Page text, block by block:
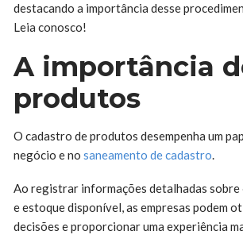
destacando a importância desse
Leia conosco!
A importância
produtos
O cadastro de produtos desempenha um
negócio e no saneamento de cadastro.
Ao registrar informações detalhadas
e estoque disponível, as empresas podem
decisões e proporcionar uma experiência